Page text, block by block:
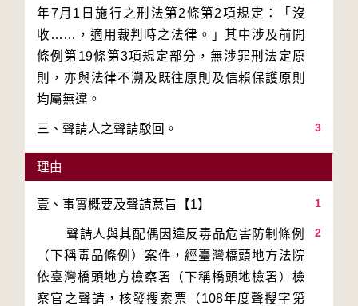
年7月1日施行之刑法第2條第2項規定：「沒
收……，適用裁判時之法律。」其中涉及前開
條例第19條第3項規定部分，無涉罪刑法定原
則，亦與法律不溯及既往原則及信賴保護原則
3
三、聲請人之聲請駁回。
理由
1
2
        聲請人與其配偶因違反毒品危害防制條例
（下稱毒品條例）案件，經臺灣橋頭地方法院
依臺灣橋頭地方檢察署（下稱橋頭地檢署）檢
察官之聲請，核發搜索票（108年度聲搜字第